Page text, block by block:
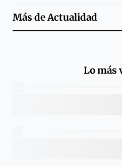
Más deActualidad
Lo más